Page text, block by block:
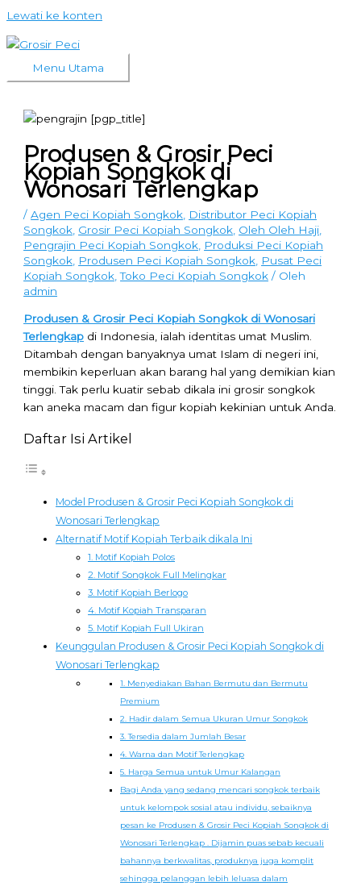
Lewati ke konten
Menu Utama
Produsen & Grosir Peci
Kopiah Songkok di
Wonosari Terlengkap
/Agen Peci Kopiah Songkok Distributor Peci Kopiah
Songkok Grosir Peci Kopiah Songkok Oleh Oleh Haji
Pengrajin Peci Kopiah Songkok Produksi Peci Kopiah
Songkok Produsen Peci Kopiah Songkok Pusat Peci
Kopiah Songkok ,Toko Peci Kopiah Songkok / Oleh
admin
Produsen & Grosir Peci Kopiah Songkok di Wonosari
Terlengkap di Indonesia, ialah identitas umat Muslim.
Ditambah dengan banyaknya umat Islam di negeri ini,
membikin keperluan akan barang hal yang demikian kian
tinggi. Tak perlu kuatir sebab dikala ini grosir songkok
kan aneka macam dan figur kopiah kekinian untuk Anda.
Daftar Isi Artikel
Model Produsen & Grosir Peci Kopiah Songkok di
Wonosari Terlengkap
Alternatif Motif Kopiah Terbaik dikala Ini
1. Motif Kopiah Polos
2. Motif Songkok Full Melingkar
3. Motif Kopiah Berlogo
4. Motif Kopiah Transparan
5. Motif Kopiah Full Ukiran
Keunggulan Produsen & Grosir Peci Kopiah Songkok di
Wonosari Terlengkap
1. Menyediakan Bahan Bermutu dan Bermutu
Premium
2. Hadir dalam Semua Ukuran Umur Songkok
3. Tersedia dalam Jumlah Besar
4. Warna dan Motif Terlengkap
5. Harga Semua untuk Umur Kalangan
Bagi Anda yang sedang mencari songkok terbaik
untuk kelompok sosial atau individu, sebaiknya
pesan ke Produsen & Grosir Peci Kopiah Songkok di
Wonosari Terlengkap . Dijamin puas sebab kecuali
bahannya berkwalitas, produknya juga komplit
sehingga pelanggan lebih leluasa dalam